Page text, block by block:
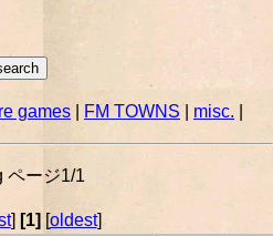
games FM TOWNS| misc.
ページ1/1
] [1] [oldest]